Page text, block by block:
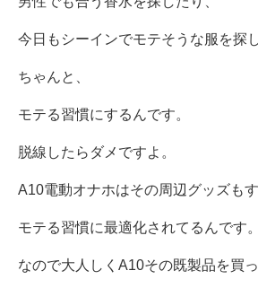
今日もシーインでモテそうな服を探
ちゃんと、
モテる習慣にするんです。
脱線したらダメですよ。
A10電動オナホはその周辺グッズもす
モテる習慣に最適化されてるんです。
なので大人しくA10その既製品を買っ